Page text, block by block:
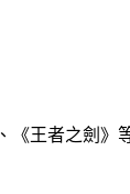
王者之劍》